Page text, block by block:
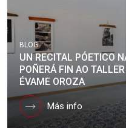
BLOG
UN RECITAL PÓETICO
POÑERÁ FIN AO
ÉVAME OROZA
Más info